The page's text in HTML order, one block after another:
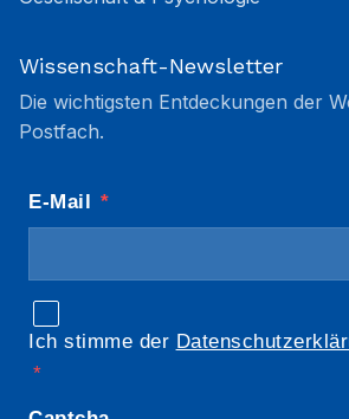
Wissenschaft-Newsletter
Die wichtigsten Entdeckungen der
Postfach.